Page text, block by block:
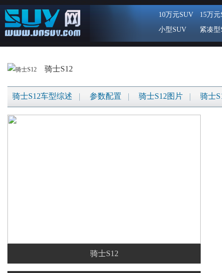
10万元SUV
15万
小型SUV
紧凑型
骑士S12
骑士S12车型综述 参数配置 骑士S12图片 骑士
骑士S12